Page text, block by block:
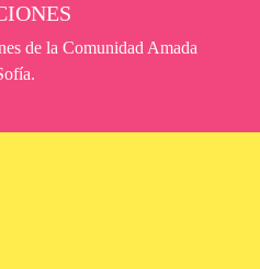
de la Comunidad Amada